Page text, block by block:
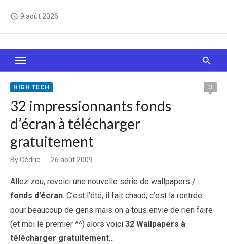
access_time 9 août 2026
Le Web, c'est comme une boîte de chocolats… On
sait jamais sur quoi on va tomber !
HIGH TECH 3
32 impressionnants fonds
d’écran à télécharger
gratuitement
ByCédric
Posted
26 août 2009
Allez zou, revoici une nouvelle série de wallpapers /
fonds d’écran. C’est l’été, il fait chaud, c’est la rentrée
pour beaucoup de gens mais on a tous envie de rien faire
(et moi le premier ^^) alors voici 32 Wallpapers à
télécharger gratuitement…